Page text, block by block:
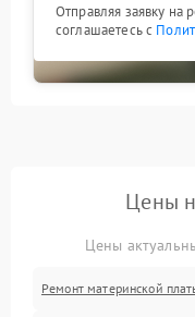
Отправляя заявку на
соглашаетесь с
Цены
Цены
Ремонт материнской